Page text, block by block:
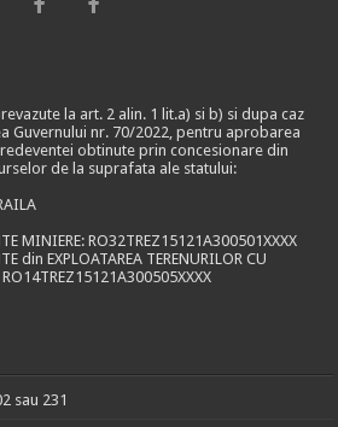
la art. 2 alin. 1 lit.a) si b) si dupa caz
Guvernului nr. 70/2022, pentru aprobarea
obtinute prin concesionare din
de la suprafata ale statului:
MINIERE: RO32TREZ15121A300501XXXX
din EXPLOATAREA TERENURILOR CU
sau 231